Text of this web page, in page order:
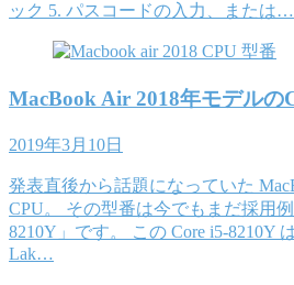
ック 5. パスコードの入力、または…
MacBook Air 2018年モデルの
2019年3月10日
発表直後から話題になっていた
CPU。 その型番は今でもまだ採用
8210Y」です。 この Core i5-8210Y
Lak…